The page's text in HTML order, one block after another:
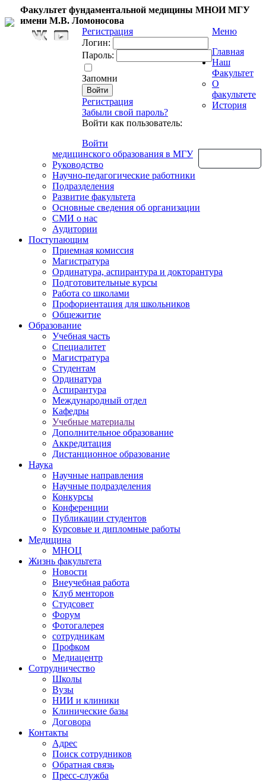
Факультет фундаментальной медицины МНОИ МГУ
имени М.В. Ломоносова
Регистрация
Логин:
Пароль:
Запомни
Регистрация
Забыли свой пароль?
Войти как пользователь:
Войти
Меню
Главная
Наш
Факультет
О
факультете
История
медицинского образования в МГУ
Руководство
Научно-педагогические работники
Подразделения
Развитие факультета
Основные сведения об организации
СМИ о нас
Аудитории
Поступающим
Приемная комиссия
Магистратура
Ординатура, аспирантура и докторантура
Подготовительные курсы
Работа со школами
Профориентация для школьников
Общежитие
Образование
Учебная часть
Специалитет
Магистратура
Студентам
Ординатура
Аспирантура
Международный отдел
Кафедры
Учебные материалы
Дополнительное образование
Аккредитация
Дистанционное образование
Наука
Научные направления
Научные подразделения
Конкурсы
Конференции
Публикации студентов
Курсовые и дипломные работы
Медицина
МНОЦ
Жизнь факультета
Новости
Внеучебная работа
Клуб менторов
Студсовет
Форум
Фотогалерея
сотрудникам
Профком
Медиацентр
Сотрудничество
Школы
Вузы
НИИ и клиники
Клинические базы
Договора
Контакты
Адрес
Поиск сотрудников
Обратная связь
Пресс-служба